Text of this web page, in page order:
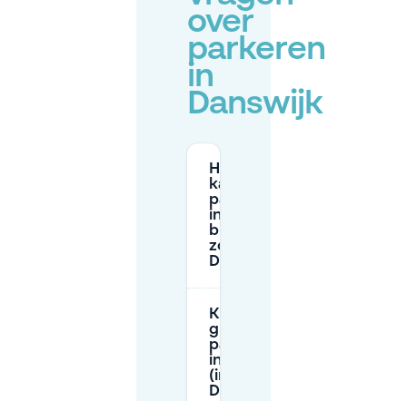
over
parkeren
in
Danswijk
Hoe lang
kan ik
parkeren
in de
blauwe
zone in
Danswijk?
Kun je
gratis
parkeren
in Almere
(inclusief
Danswijk)?